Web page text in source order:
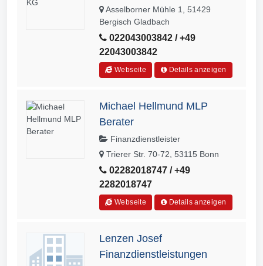
Asselborner Mühle 1, 51429
Bergisch Gladbach
022043003842 / +49
22043003842
Webseite Details anzeigen
Michael Hellmund MLP
Berater
Finanzdienstleister
Trierer Str. 70-72, 53115 Bonn
02282018747 / +49
2282018747
Webseite Details anzeigen
Lenzen Josef
Finanzdienstleistungen